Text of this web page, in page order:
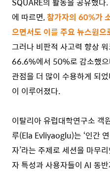
에 따르면,참가자의 60%가
으면서도 이를 주요 뉴스원
그러나 비판적 사고력 향상
66.6%에서 50%로 감소했
관점을 더 많이 수용하게 되
이 이루어졌다.
이탈리아 유럽대학연구소 객
루(Ela Evliyaoglu)는 ‘인간
자’라는 주제로 세션을 마무
자 특성과 사용자들이 AI 동